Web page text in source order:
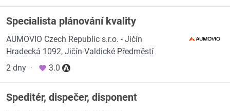
Specialista plánování kvality
AUMOVIO Czech Republic s.r.o. - Jičín
Hradecká 1092, Jičín-Valdické Předměstí
2 dny · 3.0
Speditér, dispečer, disponent